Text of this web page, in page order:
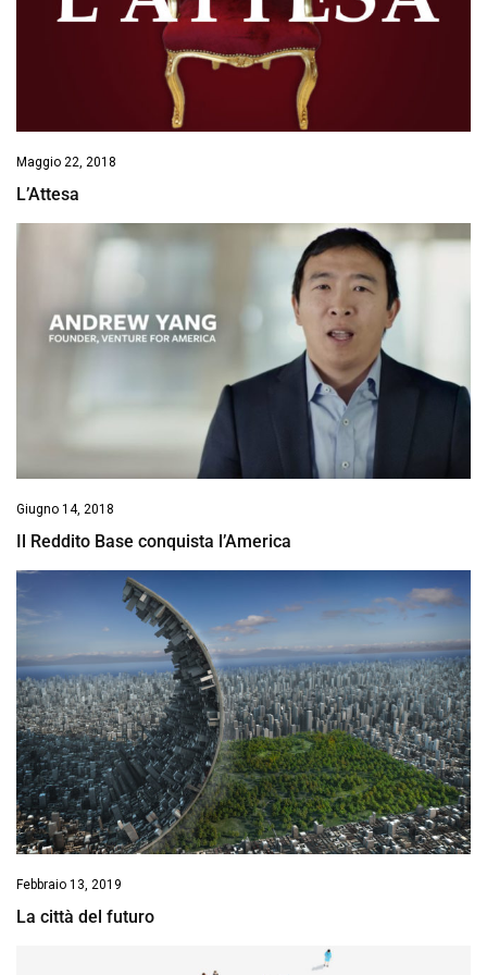
Maggio 22, 2018
L’Attesa
Giugno 14, 2018
Il Reddito Base conquista l’America
Febbraio 13, 2019
La città del futuro